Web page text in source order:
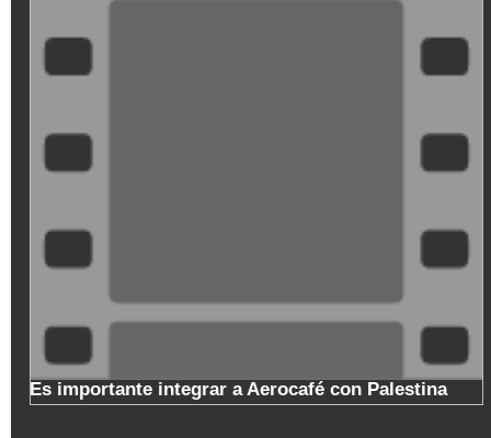
Es importante integrar a Aerocafé con Palestina